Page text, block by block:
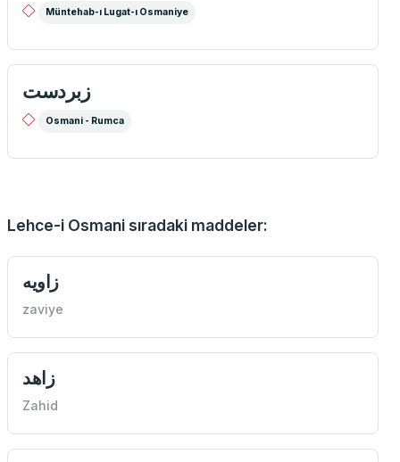
Müntehab-ı Lugat-ı Osmaniye
زبردست
Osmani - Rumca
Lehce-i Osmani sıradaki maddeler:
زاويه
zaviye
زاهد
Zahid